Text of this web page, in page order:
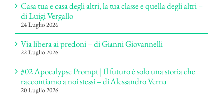
Casa tua e casa degli altri, la tua classe e quella degli altri –
di Luigi Vergallo
24 Luglio 2026
Via libera ai predoni – di Gianni Giovannelli
22 Luglio 2026
#02 Apocalypse Prompt | Il futuro è solo una storia che
raccontiamo a noi stessi – di Alessandro Verna
20 Luglio 2026